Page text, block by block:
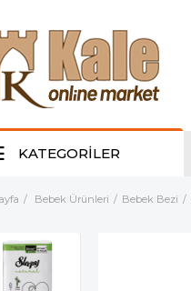
KATEGORİLER
Bebek Ürünleri Bebek Bezi